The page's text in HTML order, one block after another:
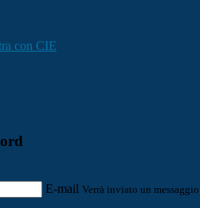
con CIE
E-mail Verrà inviato un